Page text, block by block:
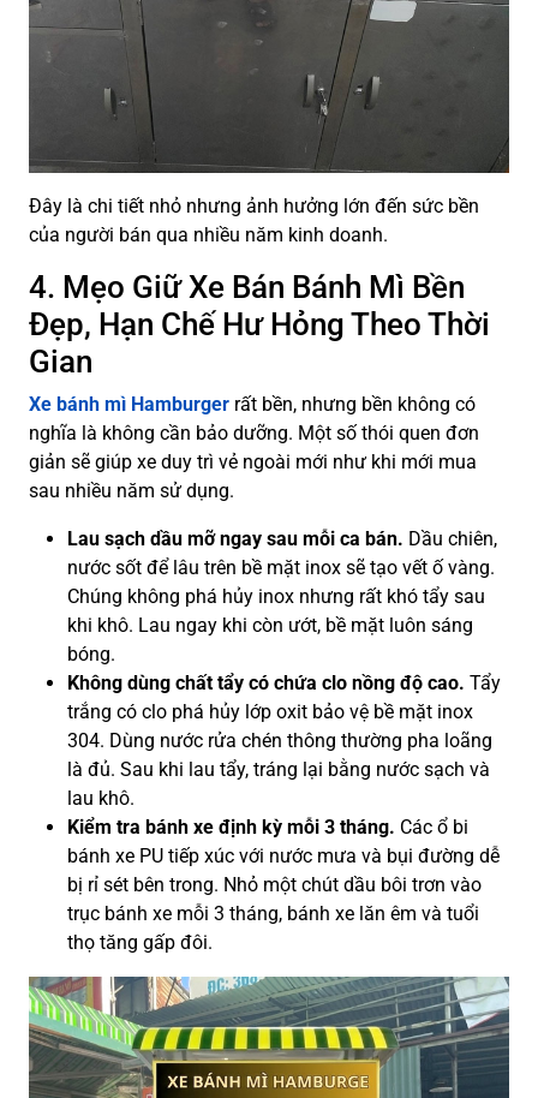
Đây là chi tiết nhỏ nhưng ảnh hưởng lớn đến sức bền
của người bán qua nhiều năm kinh doanh.
4. Mẹo Giữ Xe Bán Bánh Mì Bền
Đẹp, Hạn Chế Hư Hỏng Theo Thời
Gian
Xe bánh mì Hamburger rất bền, nhưng bền không có
nghĩa là không cần bảo dưỡng. Một số thói quen đơn
giản sẽ giúp xe duy trì vẻ ngoài mới như khi mới mua
sau nhiều năm sử dụng.
Lau sạch dầu mỡ ngay sau mỗi ca bán. Dầu chiên,
nước sốt để lâu trên bề mặt inox sẽ tạo vết ố vàng.
Chúng không phá hủy inox nhưng rất khó tẩy sau
khi khô. Lau ngay khi còn ướt, bề mặt luôn sáng
bóng.
Không dùng chất tẩy có chứa clo nồng độ cao. Tẩy
trắng có clo phá hủy lớp oxit bảo vệ bề mặt inox
304. Dùng nước rửa chén thông thường pha loãng
là đủ. Sau khi lau tẩy, tráng lại bằng nước sạch và
lau khô.
Kiểm tra bánh xe định kỳ mỗi 3 tháng. Các ổ bi
bánh xe PU tiếp xúc với nước mưa và bụi đường dễ
bị rỉ sét bên trong. Nhỏ một chút dầu bôi trơn vào
trục bánh xe mỗi 3 tháng, bánh xe lăn êm và tuổi
thọ tăng gấp đôi.